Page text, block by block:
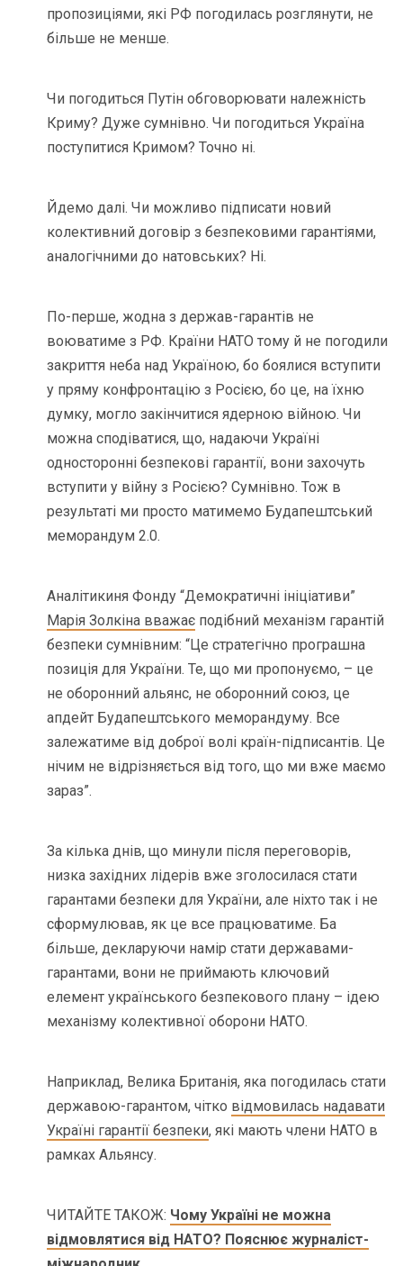
пропозиціями, які РФ погодилась розглянути, не
більше не менше.
Чи погодиться Путін обговорювати належність
Криму? Дуже сумнівно. Чи погодиться Україна
поступитися Кримом? Точно ні.
Йдемо далі. Чи можливо підписати новий
колективний договір з безпековими гарантіями,
аналогічними до натовських? Ні.
По-перше, жодна з держав-гарантів не
воюватиме з РФ. Країни НАТО тому й не погодили
закриття неба над Україною, бо боялися вступити
у пряму конфронтацію з Росією, бо це, на їхню
думку, могло закінчитися ядерною війною. Чи
можна сподіватися, що, надаючи Україні
односторонні безпекові гарантії, вони захочуть
вступити у війну з Росією? Сумнівно. Тож в
результаті ми просто матимемо Будапештський
меморандум 2.0.
Аналітикиня Фонду “Демократичні ініціативи”
Марія Золкіна вважає подібний механізм гарантій
безпеки сумнівним: “Це стратегічно програшна
позиція для України. Те, що ми пропонуємо, – це
не оборонний альянс, не оборонний союз, це
апдейт Будапештського меморандуму. Все
залежатиме від доброї волі країн-підписантів. Це
нічим не відрізняється від того, що ми вже маємо
зараз”.
За кілька днів, що минули після переговорів,
низка західних лідерів вже зголосилася стати
гарантами безпеки для України, але ніхто так і не
сформулював, як це все працюватиме. Ба
більше, декларуючи намір стати державами-
гарантами, вони не приймають ключовий
елемент українського безпекового плану – ідею
механізму колективної оборони НАТО.
Наприклад, Велика Британія, яка погодилась стати
державою-гарантом, чітко відмовилась надавати
Україні гарантії безпеки, які мають члени НАТО в
рамках Альянсу.
ЧИТАЙТЕ ТАКОЖ: Чому Україні не можна
відмовлятися від НАТО? Пояснює журналіст-